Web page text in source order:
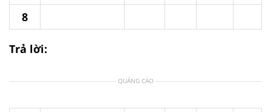
8
Trả lời:
QUẢNG CÁO